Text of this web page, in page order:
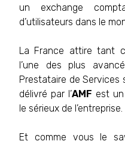
un exchange
d’utilisateurs dans le
La France attire tant
l’une des plus
Prestataire de Services
délivré par l’AMF est
le sérieux de l’entreprise.
Et comme vous le